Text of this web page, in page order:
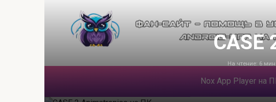
Nox App Player на
CASE
На чтение: 6 мин